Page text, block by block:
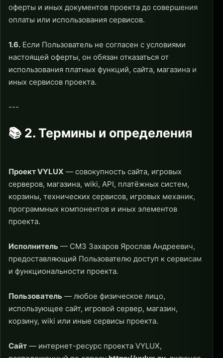
оферты и иных документов проекта до совершения
оплаты или использования сервисов.
1.6. Если Пользователь не согласен с условиями
настоящей оферты, он обязан отказаться от
использования платных функций, сайта, магазина и
иных сервисов проекта.
---
📚 2. Термины и определения
Проект VYLUX — совокупность сайта, игровых
серверов, магазина, wiki, API, платёжных систем,
корзины, технических сервисов, игровых механик,
программных компонентов и иных элементов
проекта.
Исполнитель — СМЗ Захаров Ярослав Андреевич,
предоставляющий Пользователю доступ к сервисам
и функциональности проекта.
Пользователь — любое физическое лицо,
использующее сайт, игровой сервер, магазин,
корзину, wiki или иные сервисы проекта.
Сайт — интернет-ресурс проекта VYLUX,